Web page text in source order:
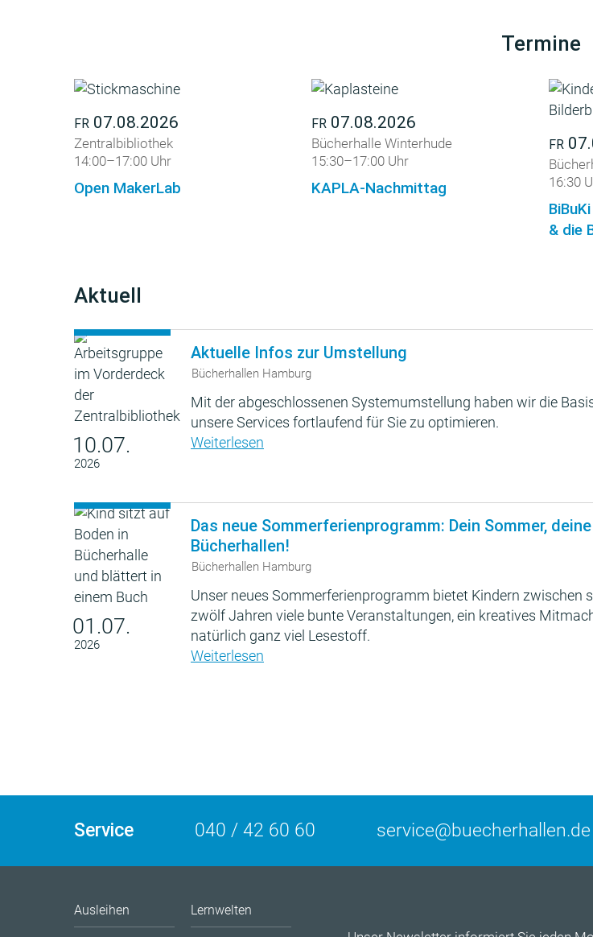
Termine
FR 07.08.2026
Zentralbibliothek
14:00–17:00 Uhr
Open MakerLab
FR 07.08.2026
Bücherhalle Winterhude
15:30–17:00 Uhr
KAPLA-Nachmittag
FR
16:30
& die
Aktuell
10.07.
2026
Aktuelle Infos zur Umstellung
Bücherhallen Hamburg
Mit der abgeschlossenen Systemumstellung haben wir die
unsere Services fortlaufend für Sie zu optimieren.
Weiterlesen
01.07.
2026
Das neue Sommerferienprogramm: Dein Sommer, deine
Bücherhallen!
Bücherhallen Hamburg
Unser neues Sommerferienprogramm bietet Kindern zwischen
zwölf Jahren viele bunte Veranstaltungen, ein kreatives
natürlich ganz viel Lesestoff.
Weiterlesen
Service 040 / 42 60 60 service@buecherhallen.de
Ausleihen Lernwelten